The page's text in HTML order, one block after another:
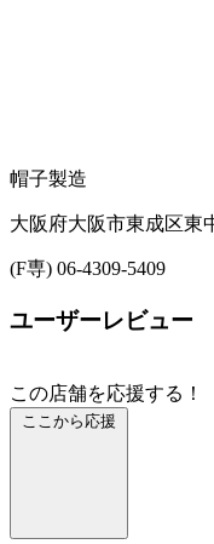
帽子製造
大阪府大阪市東成区東
(F専) 06-4309-5409
ユーザーレビュー
この店舗を応援する！
ここから応援